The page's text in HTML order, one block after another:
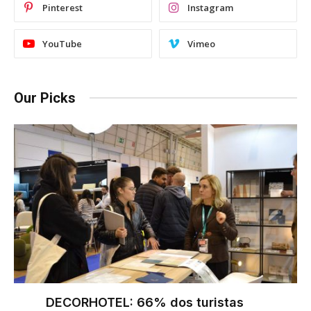
Pinterest Instagram
YouTube Vimeo
Our Picks
DECORHOTEL: 66% dos turistas